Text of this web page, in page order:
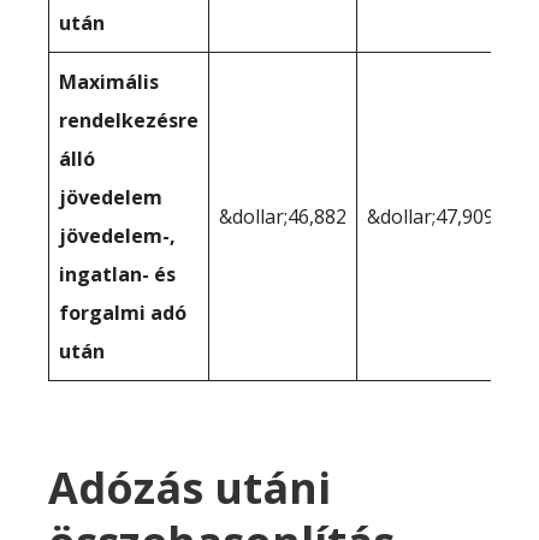
után
Maximális
rendelkezésre
álló
jövedelem
jövedelem-,
ingatlan- és
forgalmi adó
után
&dollar;46,882 &dollar;47,909
Adózás utáni